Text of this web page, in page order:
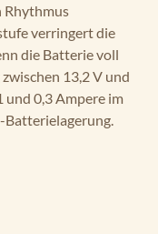
Rhythmus
verringert die
die Batterie voll
13,2 V und
und 0,3 Ampere im
Batterielagerung.